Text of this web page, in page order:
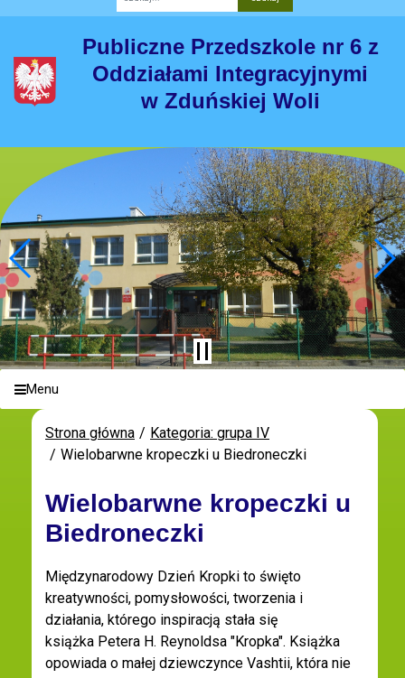
Publiczne Przedszkole nr 6 z
Oddziałami Integracyjnymi
w Zduńskiej Woli
Menu
Strona główna
Kategoria: grupa IV
Wielobarwne kropeczki u Biedroneczki
Wielobarwne kropeczki u
Biedroneczki
Międzynarodowy Dzień Kropki to święto
kreatywności, pomysłowości, tworzenia i
działania, którego inspiracją stała się
książka Petera H. Reynoldsa "Kropka". Książka
opowiada o małej dziewczynce Vashtii, która nie